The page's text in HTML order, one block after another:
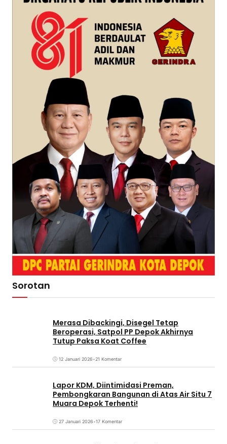
Sorotan
Merasa Dibackingi, Disegel Tetap
Beroperasi, Satpol PP Depok Akhirnya
Tutup Paksa Koat Coffee
12 Januari 2026•21 Komentar
Lapor KDM, Diintimidasi Preman,
Pembongkaran Bangunan di Atas Air Situ 7
Muara Depok Terhenti!
27 Januari 2026•17 Komentar